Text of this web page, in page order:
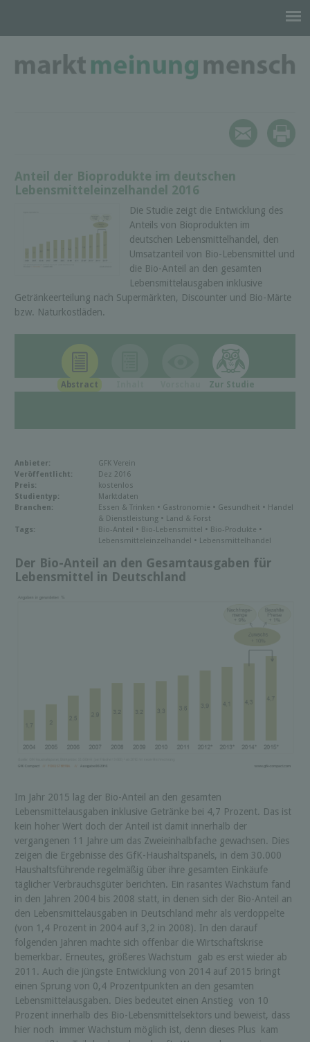
Anteil der Bioprodukte im deutschen
Lebensmitteleinzelhandel 2016
Die Studie zeigt die Entwicklung des
Anteils von Bioprodukten im
deutschen Lebensmittelhandel, den
Umsatzanteil von Bio-Lebensmittel und
die Bio-Anteil an den gesamten
Lebensmittelausgaben inklusive
Getränkeerteilung nach Supermärkten, Discounter und Bio-Märte
bzw. Naturkostläden.
Abstract Zur Studie
Anbieter:
GFK Verein
Veröffentlicht:
Dez 2016
Preis:
kostenlos
Studientyp:
Marktdaten
Branchen:
Essen & Trinken • Gastronomie • Gesundheit • Handel
& Dienstleistung • Land & Forst
Tags:
Bio-Anteil • Bio-Lebensmittel • Bio-Produkte •
Lebensmitteleinzelhandel • Lebensmittelhandel
Der Bio-Anteil an den Gesamtausgaben für
Lebensmittel in Deutschland
Im Jahr 2015 lag der Bio-Anteil an den gesamten
Lebensmittelausgaben inklusive Getränke bei 4,7 Prozent. Das ist
kein hoher Wert doch der Anteil ist damit innerhalb der
vergangenen 11 Jahre um das Zweieinhalbfache gewachsen. Dies
zeigen die Ergebnisse des GfK-Haushaltspanels, in dem 30.000
Haushaltsführende regelmäßig über ihre gesamten Einkäufe
täglicher Verbrauchsgüter berichten. Ein rasantes Wachstum fand
in den Jahren 2004 bis 2008 statt, in denen sich der Bio-Anteil an
den Lebensmittelausgaben in Deutschland mehr als verdoppelte
(von 1,4 Prozent in 2004 auf 3,2 in 2008). In den darauf
folgenden Jahren machte sich offenbar die Wirtschaftskrise
bemerkbar. Erneutes, größeres Wachstum gab es erst wieder ab
2011. Auch die jüngste Entwicklung von 2014 auf 2015 bringt
einen Sprung von 0,4 Prozentpunkten an den gesamten
Lebensmittelausgaben. Dies bedeutet einen Anstieg von 10
Prozent innerhalb des Bio-Lebensmittelsektors und beweist, dass
hier noch immer Wachstum möglich ist, denn dieses Plus kam